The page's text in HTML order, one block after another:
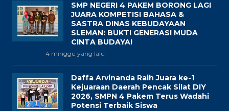
SMP NEGERI 4 PAKEM BORONG LAGI
JUARA KOMPETISI BAHASA &
SASTRA DINAS KEBUDAYAAN
SLEMAN: BUKTI GENERASI MUDA
CINTA BUDAYA!
4 minggu yang lalu
Daffa Arvinanda Raih Juara ke-1
Kejuaraan Daerah Pencak Silat DIY
2026, SMPN 4 Pakem Terus Wadahi
Potensi Terbaik Siswa